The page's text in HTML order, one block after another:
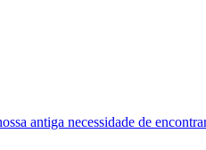
antiga necessidade de